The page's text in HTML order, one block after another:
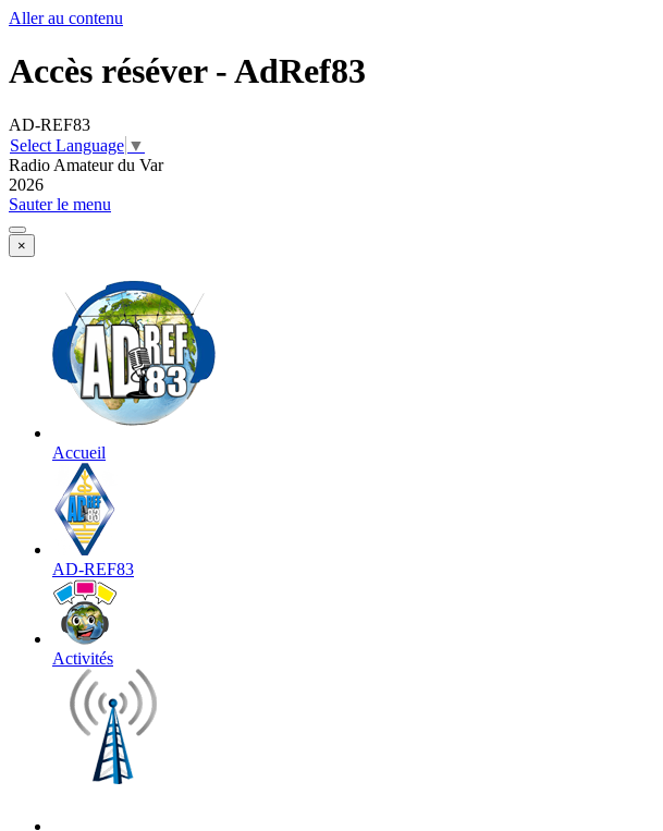
Aller au contenu
Accès réséver - AdRef83
AD-REF83
Select Language ▼
Radio Amateur du Var
2026
Sauter le menu
×
Accueil
AD-REF83
Activités